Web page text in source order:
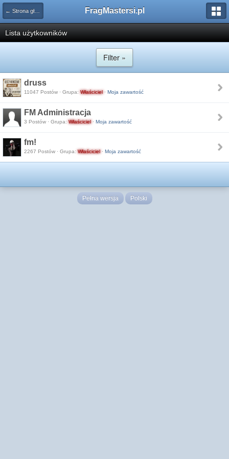
← Strona główna FragMastersi.pl
Lista użytkowników
Filter »
druss
11047 Postów · Grupa:Właściciel· Moja zawartość
FM Administracja
3 Postów · Grupa:Właściciel· Moja zawartość
fm!
2267 Postów · Grupa:Właściciel· Moja zawartość
Pełna wersja Polski